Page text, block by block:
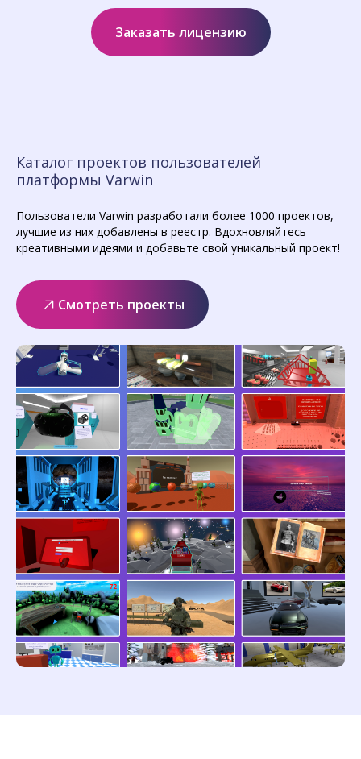
Заказать лицензию
Каталог проектов пользователей
платформы Varwin
Пользователи Varwin разработали более 1000 проектов,
лучшие из них добавлены в реестр. Вдохновляйтесь
креативными идеями и добавьте свой уникальный проект!
Смотреть проекты